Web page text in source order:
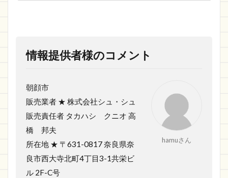
情報提供者様のコメント
hamuさん
朝顔市
販売業者 ★ 株式会社シュ・シュ
販売責任者 タカハシ クニオ 高
橋 邦夫
所在地 ★ 〒631-0817 奈良県奈
良市西大寺北町4丁目3-1共栄ビ
ル 2F-C号